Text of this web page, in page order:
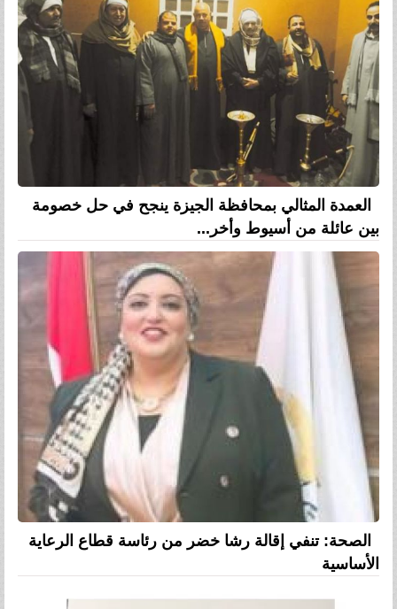
العمدة المثالي بمحافظة الجيزة ينجح في حل خصومة
بين عائلة من أسيوط وأخر...
الصحة: تنفي إقالة رشا خضر من رئاسة قطاع الرعاية
الأساسية